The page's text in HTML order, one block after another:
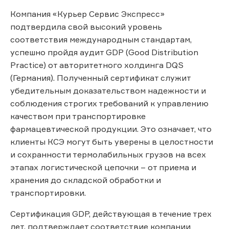
Компания «Курьер Сервис Экспресс»
подтвердила свой высокий уровень
соответствия международным стандартам,
успешно пройдя аудит GDP (Good Distribution
Practice) от авторитетного холдинга DQS
(Германия). Полученный сертификат служит
убедительным доказательством надежности и
соблюдения строгих требований к управлению
качеством при транспортировке
фармацевтической продукции. Это означает, что
клиенты КСЭ могут быть уверены в целостности
и сохранности термолабильных грузов на всех
этапах логистической цепочки – от приема и
хранения до складской обработки и
транспортировки.
Сертификация GDP, действующая в течение трех
лет, подтверждает соответствие компании